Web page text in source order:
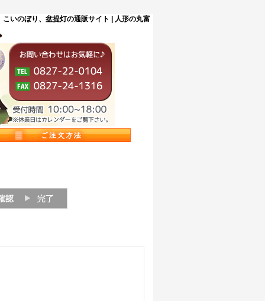
いのぼり、盆提灯の通販サイト | 人形の丸富